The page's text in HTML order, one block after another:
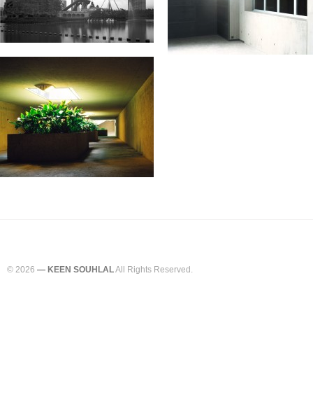
© 2026 — KEEN SOUHLALAll Rights Reserved.